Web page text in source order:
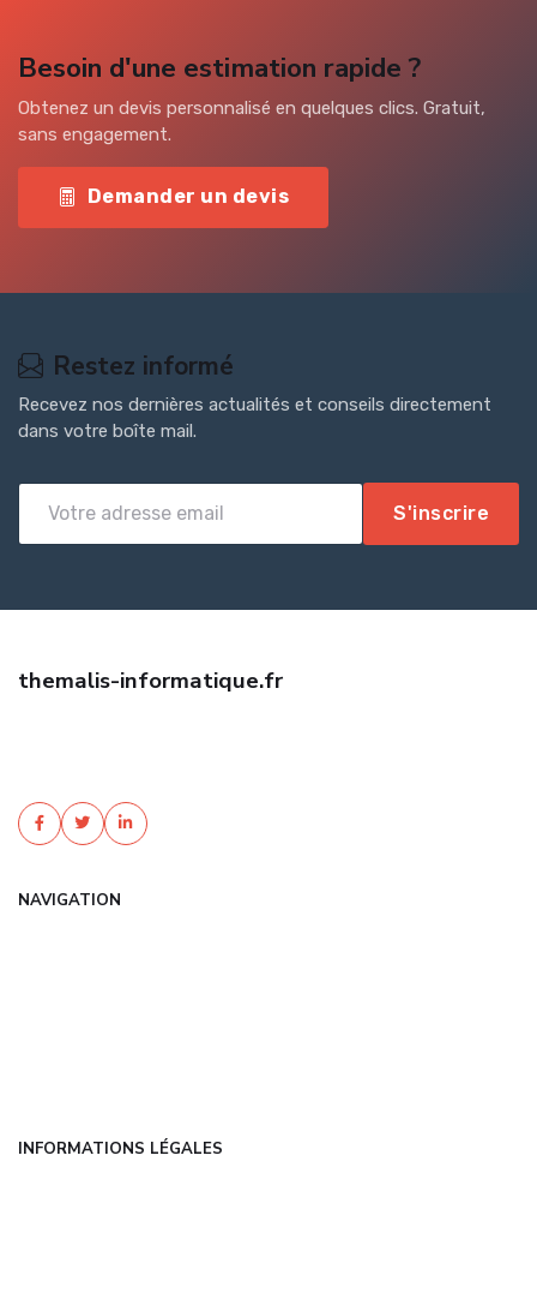
Besoin d'une estimation rapide ?
Obtenez un devis personnalisé en quelques clics. Gratuit,
sans engagement.
Demander un devis
Restez informé
Recevez nos dernières actualités et conseils directement
dans votre boîte mail.
S'inscrire
themalis-informatique.fr
NAVIGATION
INFORMATIONS LÉGALES